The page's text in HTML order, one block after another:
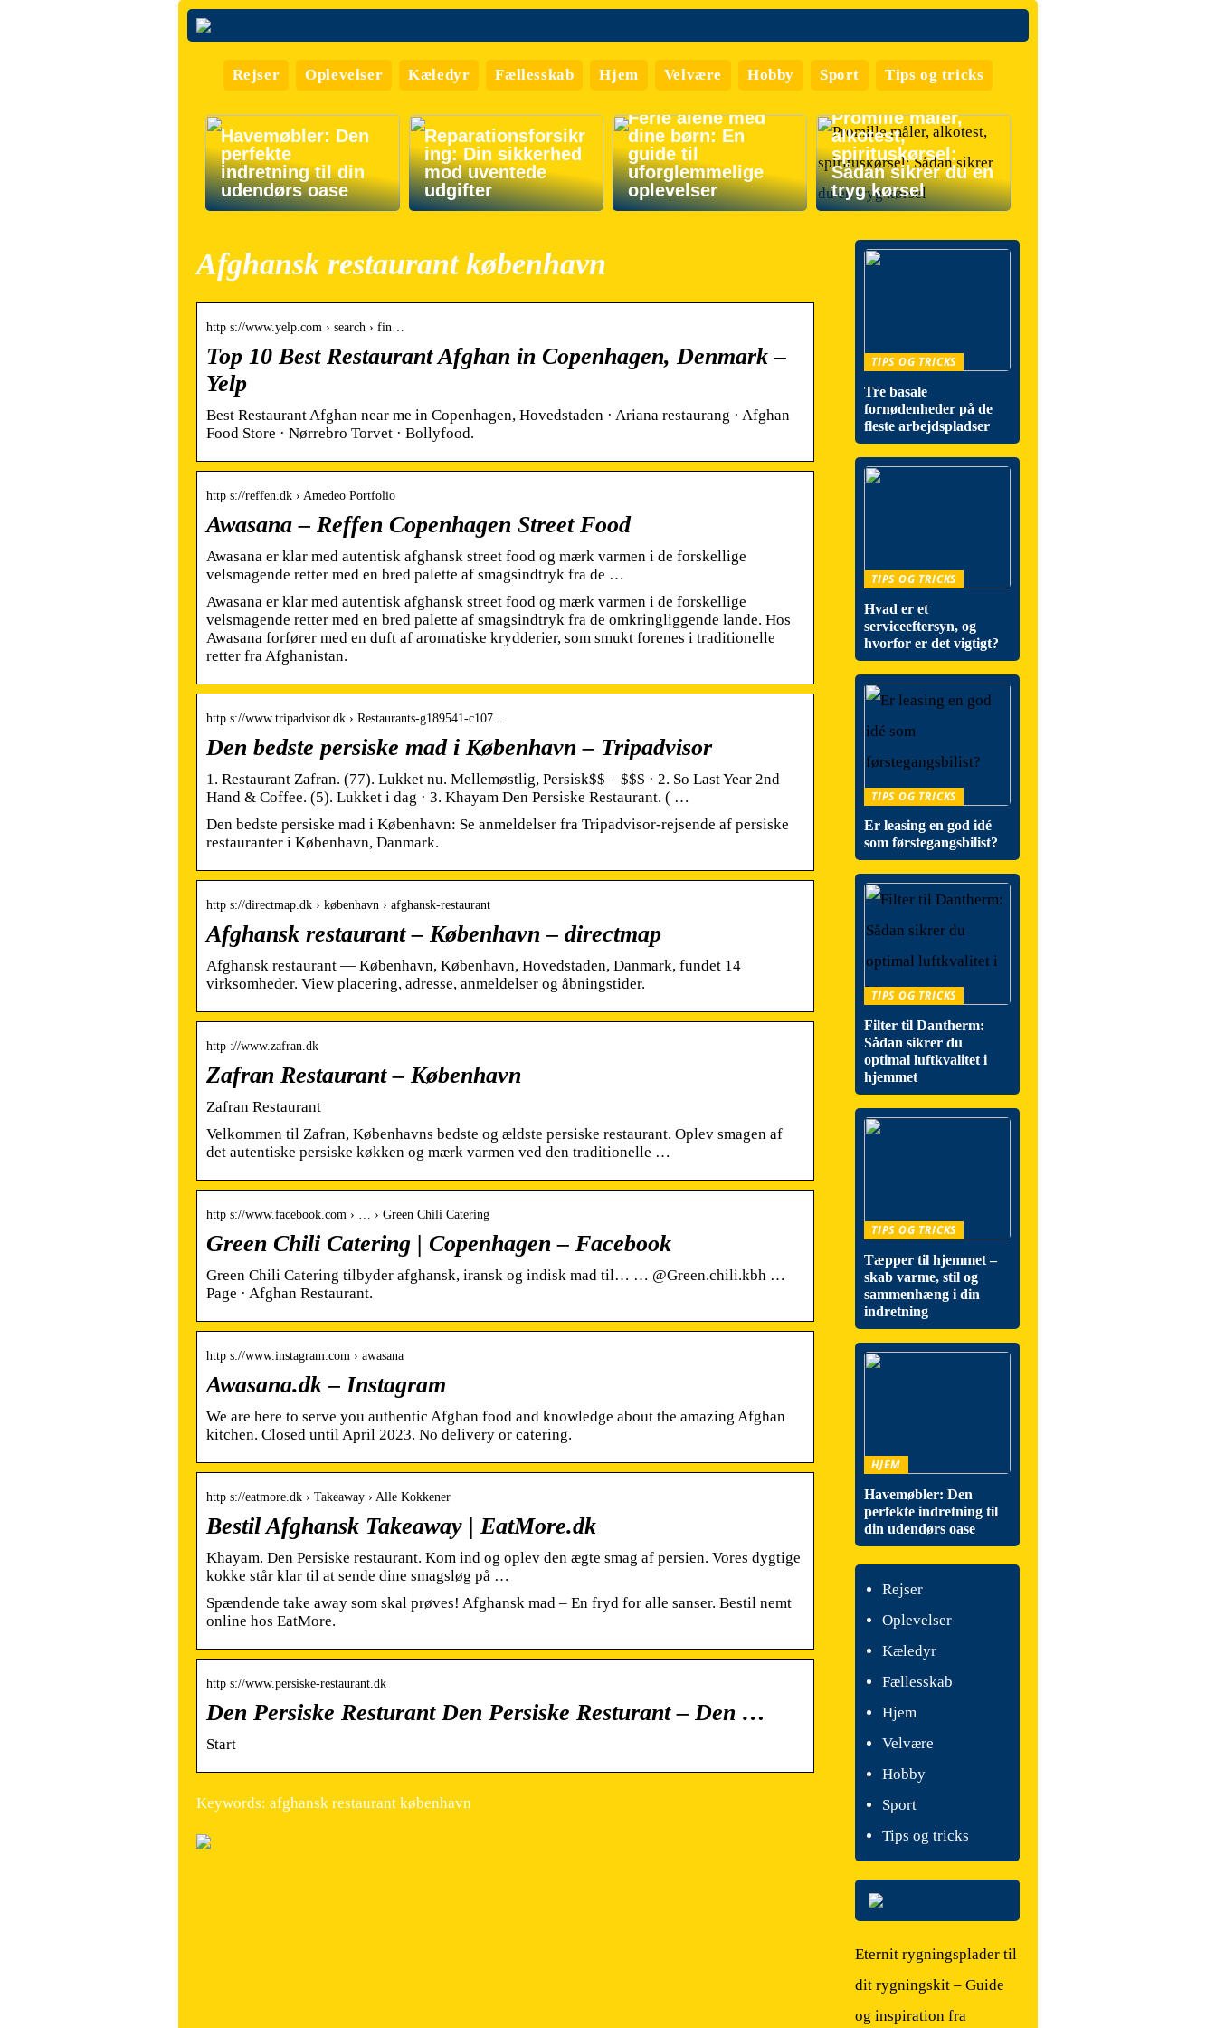
Rejser Oplevelser Kæledyr Fællesskab Hjem Velvære Hobby Sport Tips og tricks
Havemøbler: Den
perfekte
indretning til din
udendørs oase
Reparationsforsikr
ing: Din sikkerhed
mod uventede
udgifter
Ferie alene med
dine børn: En
guide til
uforglemmelige
oplevelser
Promille måler,
alkotest,
spirituskørsel:
Sådan sikrer du en
tryg kørsel
Afghansk restaurant københavn
http s://www.yelp.com › search › fin…
Top 10 Best Restaurant Afghan in Copenhagen, Denmark –
Yelp
Best Restaurant Afghan near me in Copenhagen, Hovedstaden · Ariana restaurang · Afghan
Food Store · Nørrebro Torvet · Bollyfood.
http s://reffen.dk › Amedeo Portfolio
Awasana – Reffen Copenhagen Street Food
Awasana er klar med autentisk afghansk street food og mærk varmen i de forskellige
velsmagende retter med en bred palette af smagsindtryk fra de …
Awasana er klar med autentisk afghansk street food og mærk varmen i de forskellige
velsmagende retter med en bred palette af smagsindtryk fra de omkringliggende lande. Hos
Awasana forfører med en duft af aromatiske krydderier, som smukt forenes i traditionelle
retter fra Afghanistan.
http s://www.tripadvisor.dk › Restaurants-g189541-c107…
Den bedste persiske mad i København – Tripadvisor
1. Restaurant Zafran. (77). Lukket nu. Mellemøstlig, Persisk$$ – $$$ · 2. So Last Year 2nd
Hand & Coffee. (5). Lukket i dag · 3. Khayam Den Persiske Restaurant. ( …
Den bedste persiske mad i København: Se anmeldelser fra Tripadvisor-rejsende af persiske
restauranter i København, Danmark.
http s://directmap.dk › københavn › afghansk-restaurant
Afghansk restaurant – København – directmap
Afghansk restaurant — København, København, Hovedstaden, Danmark, fundet 14
virksomheder. View placering, adresse, anmeldelser og åbningstider.
http ://www.zafran.dk
Zafran Restaurant – København
Zafran Restaurant
Velkommen til Zafran, Københavns bedste og ældste persiske restaurant. Oplev smagen af
det autentiske persiske køkken og mærk varmen ved den traditionelle …
http s://www.facebook.com › … › Green Chili Catering
Green Chili Catering | Copenhagen – Facebook
Green Chili Catering tilbyder afghansk, iransk og indisk mad til… … @Green.chili.kbh …
Page · Afghan Restaurant.
http s://www.instagram.com › awasana
Awasana.dk – Instagram
We are here to serve you authentic Afghan food and knowledge about the amazing Afghan
kitchen. Closed until April 2023. No delivery or catering.
http s://eatmore.dk › Takeaway › Alle Kokkener
Bestil Afghansk Takeaway | EatMore.dk
Khayam. Den Persiske restaurant. Kom ind og oplev den ægte smag af persien. Vores dygtige
kokke står klar til at sende dine smagsløg på …
Spændende take away som skal prøves! Afghansk mad – En fryd for alle sanser. Bestil nemt
online hos EatMore.
http s://www.persiske-restaurant.dk
Den Persiske Resturant Den Persiske Resturant – Den …
Start
Keywords: afghansk restaurant københavn
TIPS OG TRICKS
Tre basale
fornødenheder på de
fleste arbejdspladser
TIPS OG TRICKS
Hvad er et
serviceeftersyn, og
hvorfor er det vigtigt?
TIPS OG TRICKS
Er leasing en god idé
som førstegangsbilist?
TIPS OG TRICKS
Filter til Dantherm:
Sådan sikrer du
optimal luftkvalitet i
hjemmet
TIPS OG TRICKS
Tæpper til hjemmet –
skab varme, stil og
sammenhæng i din
indretning
HJEM
Havemøbler: Den
perfekte indretning til
din udendørs oase
Rejser
Oplevelser
Kæledyr
Fællesskab
Hjem
Velvære
Hobby
Sport
Tips og tricks
Eternit rygningsplader til
dit rygningskit – Guide
og inspiration fra